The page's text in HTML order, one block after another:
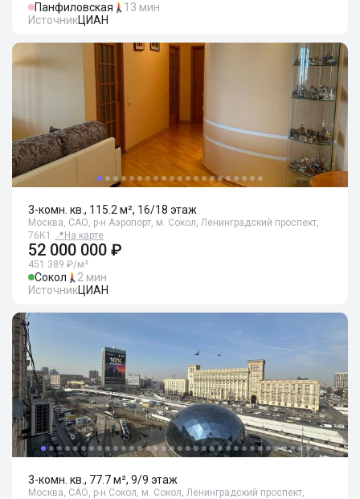
Панфиловская
13 мин
ИсточникЦИАН
3-комн. кв., 115.2 м², 16/18 этаж
Москва, САО, р-н Аэропорт, м. Сокол, Ленинградский проспект,
76К1
📍 На карте
52 000 000 ₽
451 389 ₽/м²
Сокол
2 мин
ИсточникЦИАН
3-комн. кв., 77.7 м², 9/9 этаж
Москва, САО, р-н Сокол, м. Сокол, Ленинградский проспект,